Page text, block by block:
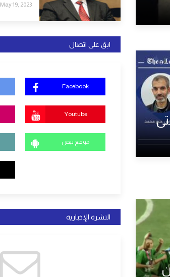
May 19, 2023
ابق على اتصال
Facebook
Youtube
موقع نبض
النشرة الإخبارية